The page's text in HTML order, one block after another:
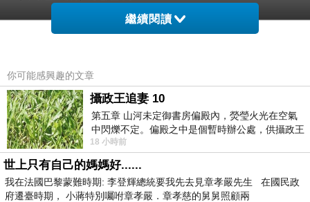
商品訊息描述:
居家生活 莎諾多功能黑白布沙發床
繼續閱讀
你可能感興趣的文章
攝政王追妻 10
第五章 山河未定御書房偏殿內，熒瑩火光在空氣
中閃爍不定。偏殿之中是個暫時辦公處，供攝政王
於皇宮內廷裡處理公務已然很多年。房內
18 小時前
世上只有自己的媽媽好......
我在法國巴黎蒙難時期: 李登輝總統要我先去見章孝嚴先生 在國民政
府遷臺時期， 小蔣特別囑咐章孝嚴．章孝慈的舅舅照顧兩